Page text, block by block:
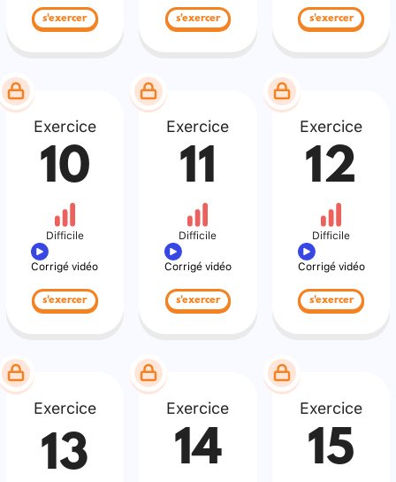
s'exercer s'exercer s'exercer
Exercice
10
Difficile
Corrigé vidéo
s'exercer
Exercice
11
Difficile
Corrigé vidéo
s'exercer
Exercice
12
Difficile
Corrigé vidéo
s'exercer
Exercice
13
Exercice
14
Exercice
15